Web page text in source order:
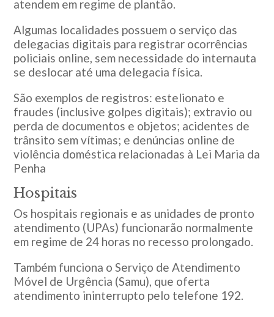
atendem em regime de plantão.
Algumas localidades possuem o serviço das
delegacias digitais para registrar ocorrências
policiais online, sem necessidade do internauta
se deslocar até uma delegacia física.
São exemplos de registros: estelionato e
fraudes (inclusive golpes digitais); extravio ou
perda de documentos e objetos; acidentes de
trânsito sem vítimas; e denúncias online de
violência doméstica relacionadas à Lei Maria da
Penha
Hospitais
Os hospitais regionais e as unidades de pronto
atendimento (UPAs) funcionarão normalmente
em regime de 24 horas no recesso prolongado.
Também funciona o Serviço de Atendimento
Móvel de Urgência (Samu), que oferta
atendimento ininterrupto pelo telefone 192.